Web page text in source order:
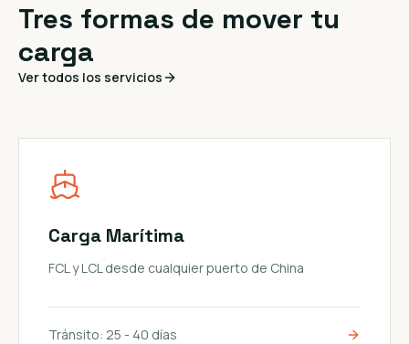
Tres formas de mover tu
carga
Ver todos los servicios
Carga Marítima
FCL y LCL desde cualquier puerto de China
Tránsito: 25 - 40 días